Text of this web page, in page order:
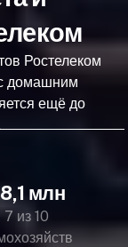
Ростелеком
домашним
ещё до
млн
7 из 10